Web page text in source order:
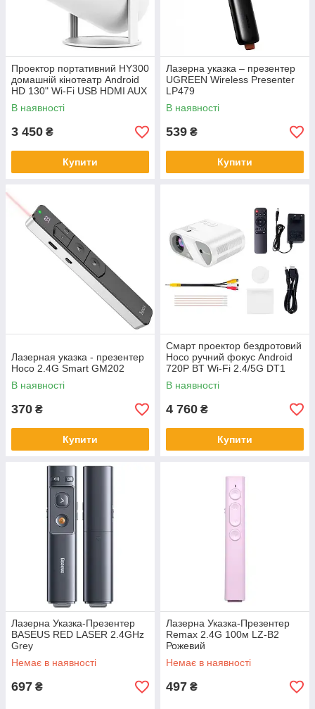
Проектор портативний HY300
домашній кінотеатр Android
HD 130" Wi-Fi USB HDMI AUX
4K
В наявності
3 450 ₴
Купити
Лазерна указка – презентер
UGREEN Wireless Presenter
LP479
В наявності
539 ₴
Купити
Лазерная указка - презентер
Hoco 2.4G Smart GM202
В наявності
370 ₴
Купити
Смарт проектор бездротовий
Hoco ручний фокус Android
720P BT Wi-Fi 2.4/5G DT1
В наявності
4 760 ₴
Купити
Лазерна Указка-Презентер
BASEUS RED LASER 2.4GHz
Grey
Немає в наявності
697 ₴
Лазерна Указка-Презентер
Remax 2.4G 100м LZ-B2
Рожевий
Немає в наявності
497 ₴